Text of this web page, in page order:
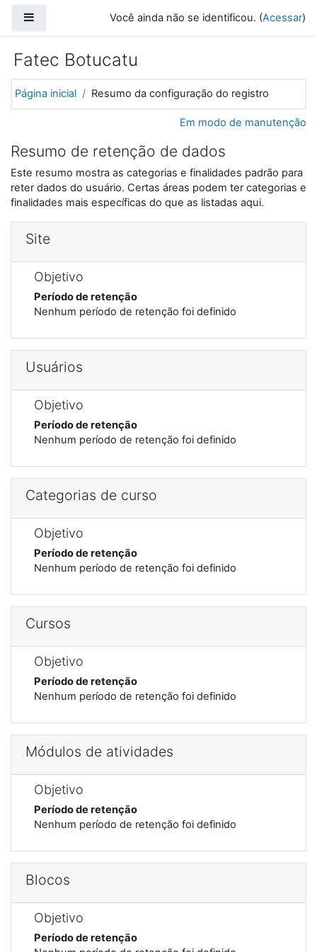
Você ainda não se identificou. (Acessar)
Fatec Botucatu
Página inicial Resumo da configuração do registro
Em modo de manutenção
Resumo de retenção de dados
Este resumo mostra as categorias e finalidades padrão para
reter dados do usuário. Certas áreas podem ter categorias e
finalidades mais específicas do que as listadas aqui.
Site
Objetivo
Período de retenção
Nenhum período de retenção foi definido
Usuários
Objetivo
Período de retenção
Nenhum período de retenção foi definido
Categorias de curso
Objetivo
Período de retenção
Nenhum período de retenção foi definido
Cursos
Objetivo
Período de retenção
Nenhum período de retenção foi definido
Módulos de atividades
Objetivo
Período de retenção
Nenhum período de retenção foi definido
Blocos
Objetivo
Período de retenção